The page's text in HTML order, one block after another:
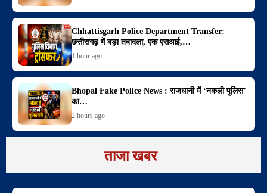
Chhattisgarh Police Department Transfer:
छत्तीसगढ़ में बड़ा तबादला, एक एसआई,…
1 hour ago
Bhopal Fake Police News : राजधानी में ‘नकली पुलिस’
का…
2 hours ago
ताजा खबर